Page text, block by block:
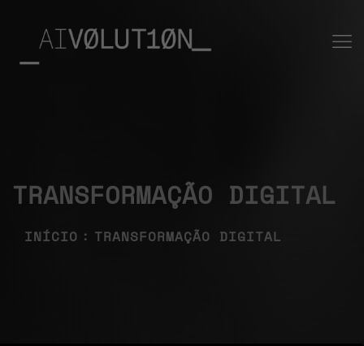
TRANSFORMAÇÃO DIGITAL
INÍCIO TRANSFORMAÇÃO DIGITAL